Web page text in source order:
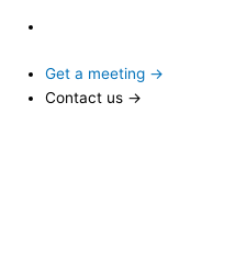
Get a meeting →
Contact us →